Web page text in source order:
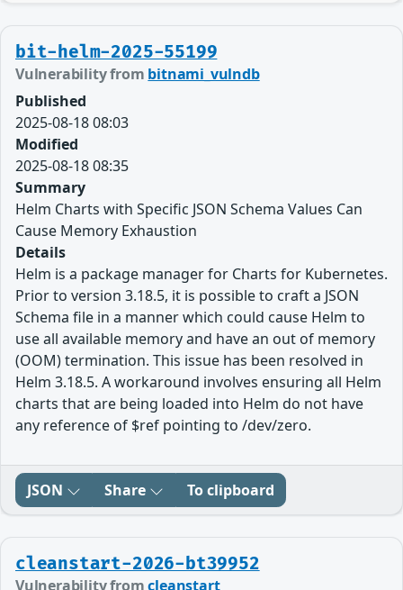
bit-helm-2025-55199
Vulnerability from bitnami_vulndb
Published
2025-08-18 08:03
Modified
2025-08-18 08:35
Summary
Helm Charts with Specific JSON Schema Values Can
Cause Memory Exhaustion
Details
Helm is a package manager for Charts for Kubernetes.
Prior to version 3.18.5, it is possible to craft a JSON
Schema file in a manner which could cause Helm to
use all available memory and have an out of memory
(OOM) termination. This issue has been resolved in
Helm 3.18.5. A workaround involves ensuring all Helm
charts that are being loaded into Helm do not have
any reference of $ref pointing to /dev/zero.
JSON Share To clipboard
cleanstart-2026-bt39952
Vulnerability fromcleanstart